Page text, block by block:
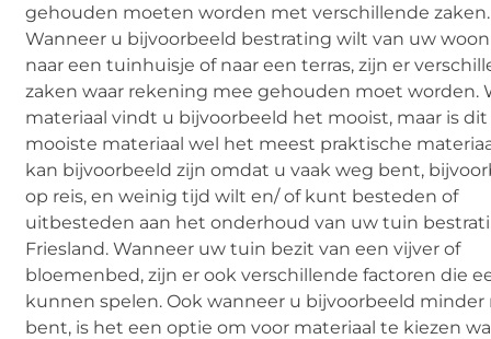
gehouden moeten worden met verschillende zaken.
Wanneer u bijvoorbeeld bestrating wilt van uw
naar een tuinhuisje of naar een terras, zijn er
zaken waar rekening mee gehouden moet worden.
materiaal vindt u bijvoorbeeld het mooist, maar is dit
mooiste materiaal wel het meest praktische
kan bijvoorbeeld zijn omdat u vaak weg bent,
op reis, en weinig tijd wilt en/ of kunt besteden of
uitbesteden aan het onderhoud van uw tuin
Friesland. Wanneer uw tuin bezit van een vijver of
bloemenbed, zijn er ook verschillende factoren die
kunnen spelen. Ook wanneer u bijvoorbeeld minder
bent, is het een optie om voor materiaal te kiezen